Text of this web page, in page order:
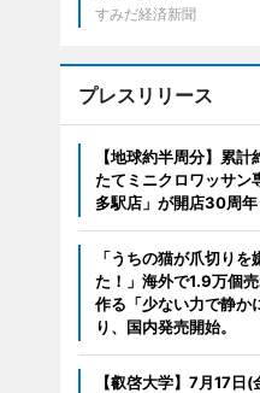
すみだ経済新聞
プレスリリース
【地球約半周分】累
たてミニクロワッサン
多駅店」が開店30周年
「うちの猫が爪切りを
た！」海外で1.9万個
作る「少ない力で静か
り、国内発売開始。
【叡啓大学】7月17日